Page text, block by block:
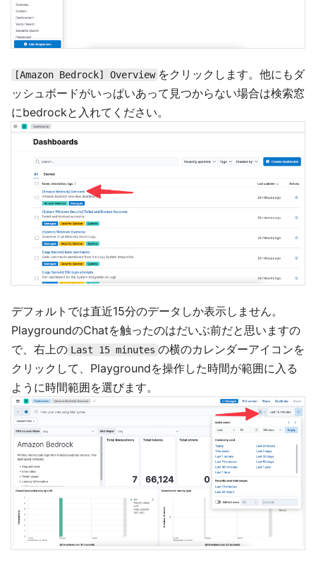
[Amazon Bedrock] Overview をクリックします。他にもダ
ッシュボードがいっぱいあって見つからない場合は検索窓
にbedrockと入れてください。
デフォルトでは直近15分のデータしか表示しません。
PlaygroundのChatを触ったのはだいぶ前だと思いますの
で、右上の Last 15 minutes の横のカレンダーアイコンを
クリックして、Playgroundを操作した時間が範囲に入る
ように時間範囲を選びます。